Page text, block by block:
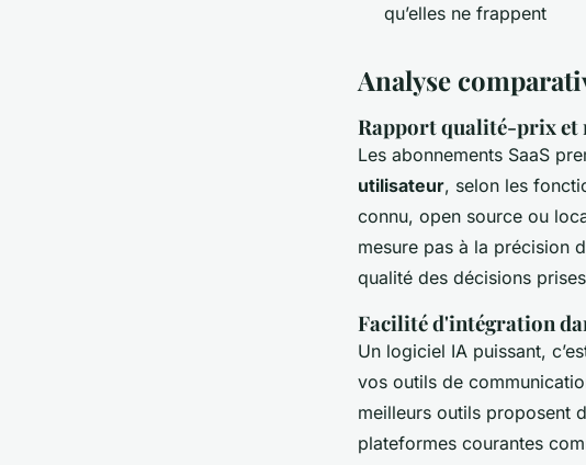
qu’elles ne frappent
Analyse
Rapport qualité-prix et
Les abonnements SaaS
utilisateur, selon les
connu, open source ou
mesure pas à la précision
qualité des décisions
Facilité d'intégration
Un logiciel IA puissant,
vos outils de
meilleurs outils proposent
plateformes courantes